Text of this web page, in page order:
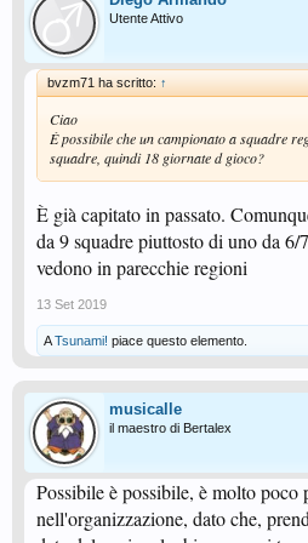
Utente Attivo
bvzm71 ha scritto: ↑
Ciao
È possibile che un campionato a squadre
squadre, quindi 18 giornate d gioco?
È già capitato in passato.
da 9 squadre piuttosto di uno da 6/
vedono in parecchie regioni
13 Set 2019
ATsunami! piace questo elemento.
musicalle
il maestro di Bertalex
Possibile è possibile, è molto poco
nell'organizzazione, dato che,